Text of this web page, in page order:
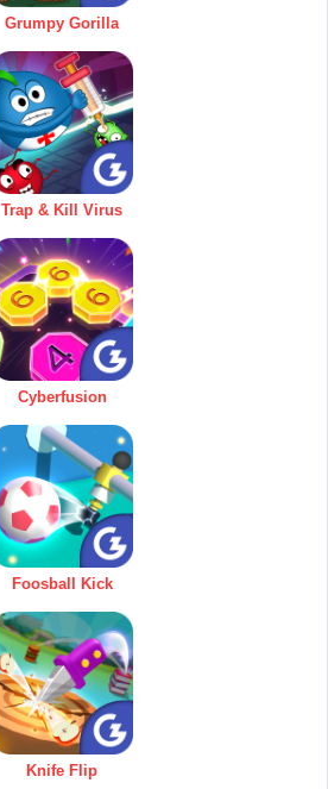
Grumpy Gorilla
Trap & Kill Virus
Cyberfusion
Foosball Kick
Knife Flip